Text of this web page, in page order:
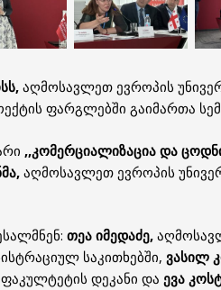
, აღმოსავლეთ ევროპის
ფარგლებში გაიმართა
,,კომერციალიზაცია და
, აღმოსავლეთ ევროპის
თეა იმედაძე,
საკითხებში, ვასილ
ფაკულტეტის დეკანი და ევა